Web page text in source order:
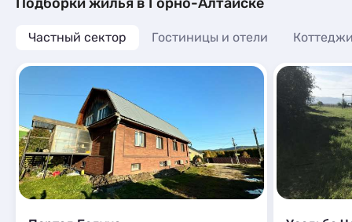
Частный сектор Гостиницы и отели